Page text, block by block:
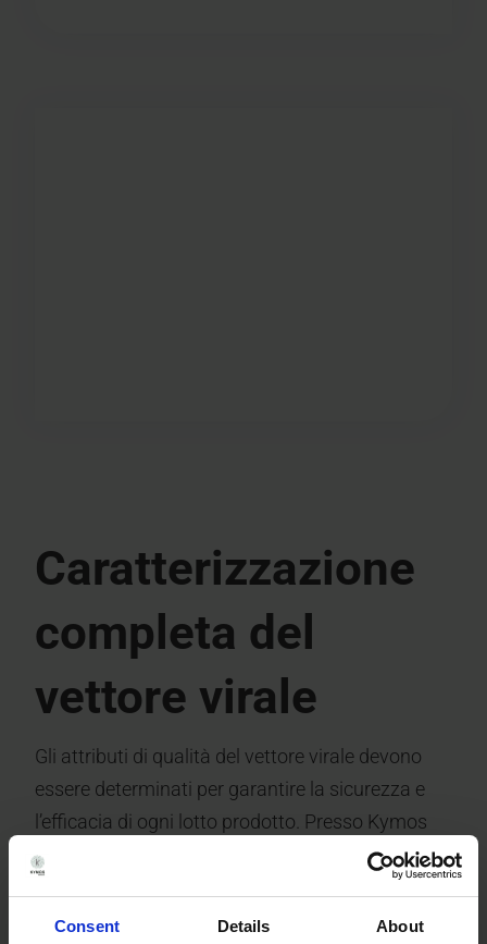
Consent Details About
Caratterizzazione
completa del
vettore virale
Gli attributi di qualità del vettore virale devono
essere determinati per garantire la sicurezza e
l’efficacia di ogni lotto prodotto. Presso Kymos
possono essere testati diversi attributi di qualità: